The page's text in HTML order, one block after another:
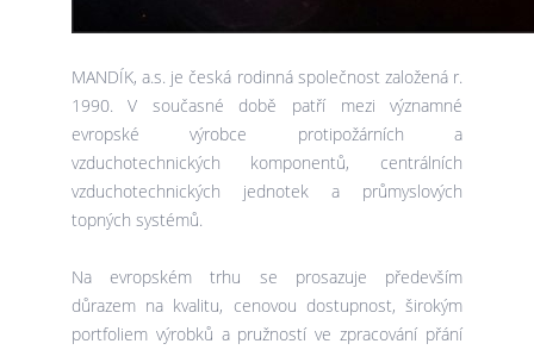
MANDÍK, a.s. je česká rodinná společnost založená r.
1990. V současné době patří mezi významné
evropské výrobce protipožárních a
vzduchotechnických komponentů, centrálních
vzduchotechnických jednotek a průmyslových
topných systémů.
Na evropském trhu se prosazuje především
důrazem na kvalitu, cenovou dostupnost, širokým
portfoliem výrobků a pružností ve zpracování přání